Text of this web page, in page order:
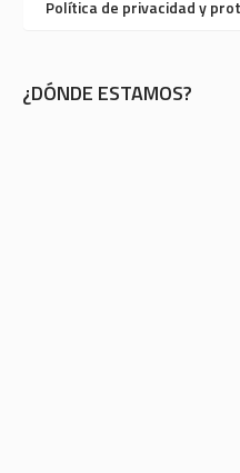
Política de privacidad y
¿DÓNDE ESTAMOS?